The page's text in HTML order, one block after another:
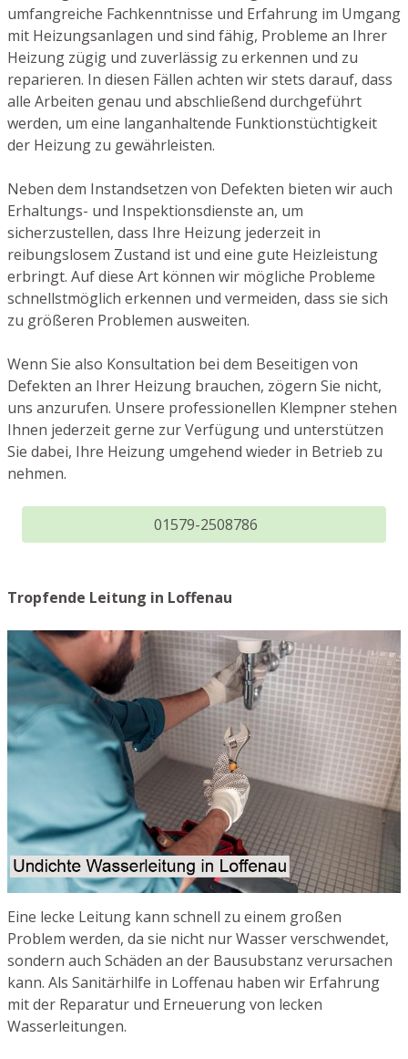
umfangreiche Fachkenntnisse und Erfahrung im Umgang
mit Heizungsanlagen und sind fähig, Probleme an Ihrer
Heizung zügig und zuverlässig zu erkennen und zu
reparieren. In diesen Fällen achten wir stets darauf, dass
alle Arbeiten genau und abschließend durchgeführt
werden, um eine langanhaltende Funktionstüchtigkeit
der Heizung zu gewährleisten.
Neben dem Instandsetzen von Defekten bieten wir auch
Erhaltungs- und Inspektionsdienste an, um
sicherzustellen, dass Ihre Heizung jederzeit in
reibungslosem Zustand ist und eine gute Heizleistung
erbringt. Auf diese Art können wir mögliche Probleme
schnellstmöglich erkennen und vermeiden, dass sie sich
zu größeren Problemen ausweiten.
Wenn Sie also Konsultation bei dem Beseitigen von
Defekten an Ihrer Heizung brauchen, zögern Sie nicht,
uns anzurufen. Unsere professionellen Klempner stehen
Ihnen jederzeit gerne zur Verfügung und unterstützen
Sie dabei, Ihre Heizung umgehend wieder in Betrieb zu
nehmen.
01579-2508786
Tropfende Leitung in Loffenau
Eine lecke Leitung kann schnell zu einem großen
Problem werden, da sie nicht nur Wasser verschwendet,
sondern auch Schäden an der Bausubstanz verursachen
kann. Als Sanitärhilfe in Loffenau haben wir Erfahrung
mit der Reparatur und Erneuerung von lecken
Wasserleitungen.